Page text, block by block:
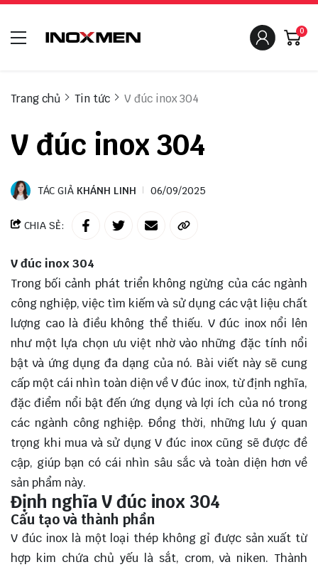
0
Trang chủ Tin tức V đúc inox 304
V đúc inox 304
TÁC GIẢ KHÁNH LINH 06/09/2025
CHIA SẺ:
V đúc inox 304
Trong bối cảnh phát triển không ngừng của các ngành
công nghiệp, việc tìm kiếm và sử dụng các vật liệu chất
lượng cao là điều không thể thiếu. V đúc inox nổi lên
như một lựa chọn ưu việt nhờ vào những đặc tính nổi
bật và ứng dụng đa dạng của nó. Bài viết này sẽ cung
cấp một cái nhìn toàn diện về V đúc inox, từ định nghĩa,
đặc điểm nổi bật đến ứng dụng và lợi ích của nó trong
các ngành công nghiệp. Đồng thời, những lưu ý quan
trọng khi mua và sử dụng V đúc inox cũng sẽ được đề
cập, giúp bạn có cái nhìn sâu sắcvà toàn diện hơn về
sản phẩm này.
Định nghĩa V đúc inox 304
Cấu tạo và thành phần
V đúc inox là một loại thép không gỉ được sản xuất từ
hợp kim chứa chủ yếu là sắt, crom, và niken. Thành